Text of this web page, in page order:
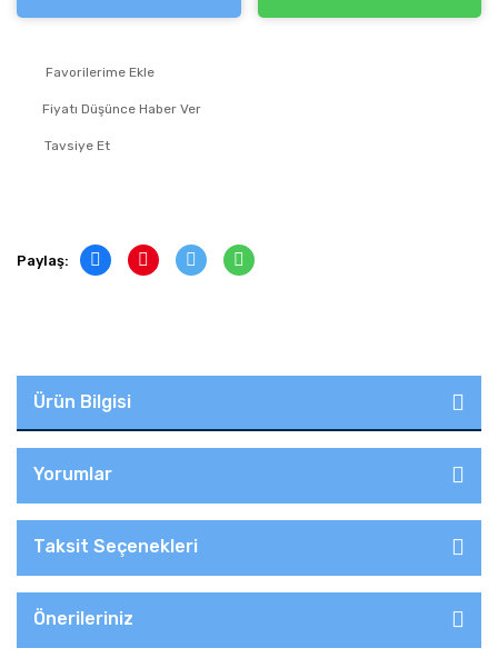
Fiyatı Düşünce Haber Ver
Tavsiye Et
Paylaş:
Ürün Bilgisi
Yorumlar
Taksit Seçenekleri
Önerileriniz